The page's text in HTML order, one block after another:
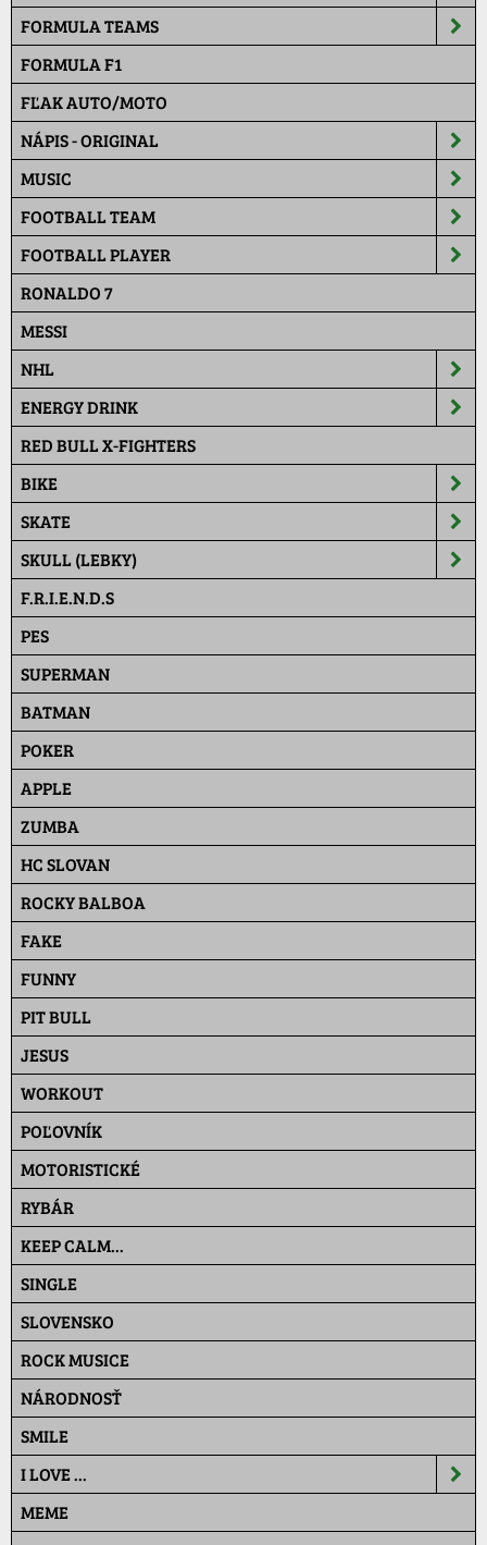
FORMULA TEAMS
FORMULA F1
FĽAK AUTO/MOTO
NÁPIS - ORIGINAL
MUSIC
FOOTBALL TEAM
FOOTBALL PLAYER
RONALDO 7
MESSI
NHL
ENERGY DRINK
RED BULL X-FIGHTERS
BIKE
SKATE
SKULL (LEBKY)
F.R.I.E.N.D.S
PES
SUPERMAN
BATMAN
POKER
APPLE
ZUMBA
HC SLOVAN
ROCKY BALBOA
FAKE
FUNNY
PIT BULL
JESUS
WORKOUT
POĽOVNÍK
MOTORISTICKÉ
RYBÁR
KEEP CALM...
SINGLE
SLOVENSKO
ROCK MUSICE
NÁRODNOSŤ
SMILE
I LOVE ...
MEME